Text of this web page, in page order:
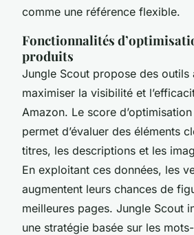
comme une référence flexible.
Fonctionnalités
produits
Jungle Scout propose des outils
maximiser la visibilité et
Amazon. Le score
permet d’évaluer des éléments
titres, les descriptions et les
En exploitant ces données, les
augmentent leurs chances de
meilleures pages. Jungle Scout
une stratégie basée sur les